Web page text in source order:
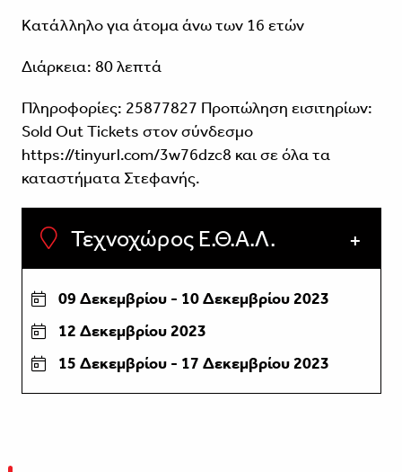
Κατάλληλο για άτομα άνω των 16 ετών
Διάρκεια: 80 λεπτά
Πληροφορίες: 25877827 Προπώληση εισιτηρίων:
Sold Οut Τickets στον σύνδεσμο
https://tinyurl.com/3w76dzc8 και σε όλα τα
καταστήματα Στεφανής.
Τεχνοχώρος Ε.Θ.Α.Λ.
09 Δεκεμβρίου - 10 Δεκεμβρίου 2023
12 Δεκεμβρίου 2023
15 Δεκεμβρίου - 17 Δεκεμβρίου 2023